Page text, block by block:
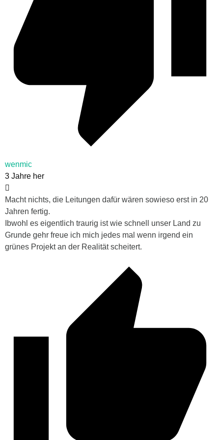
wenmic
3 Jahre her
Macht nichts, die Leitungen dafür wären sowieso erst in 20
Jahren fertig.
Ibwohl es eigentlich traurig ist wie schnell unser Land zu
Grunde gehr freue ich mich jedes mal wenn irgend ein
grünes Projekt an der Realität scheitert.